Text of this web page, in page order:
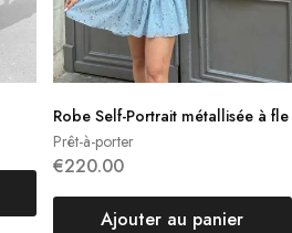
Prêt-à-porter
Robe Self-Portrait métallisée à fle
urs
€220.00
Ajouter au panier